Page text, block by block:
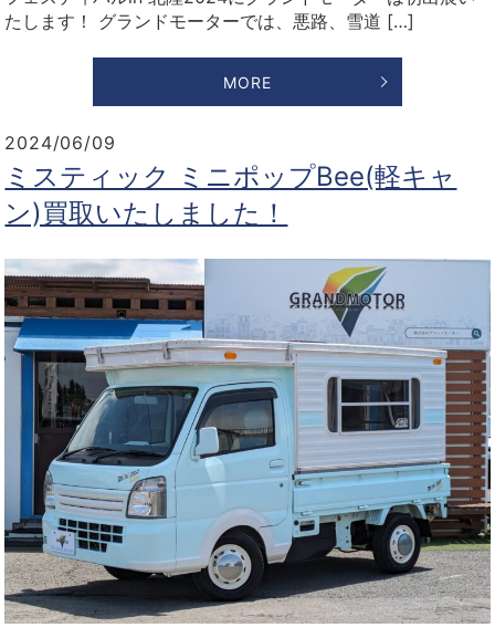
たします！ グランドモーターでは、悪路、雪道 […]
MORE
2024/06/09
ミスティック ミニポップBee(軽キャ
ン)買取いたしました！